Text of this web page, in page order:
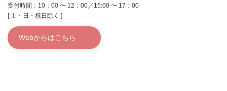
受付時間：10：00 〜 12：00／15:00 〜 17：00
[ 土・日・祝日除く ]
Webからはこちら